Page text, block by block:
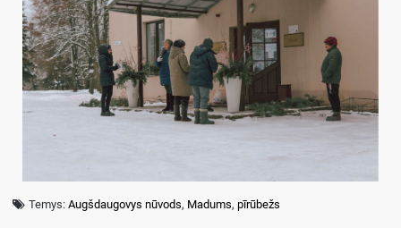
Temys:Augšdaugovys nūvods, Madums,pīrūbežs